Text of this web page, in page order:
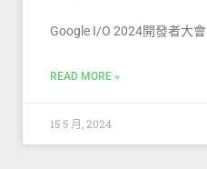
Google I/O 2024開發者大會
READ MORE »
15 5 月, 2024